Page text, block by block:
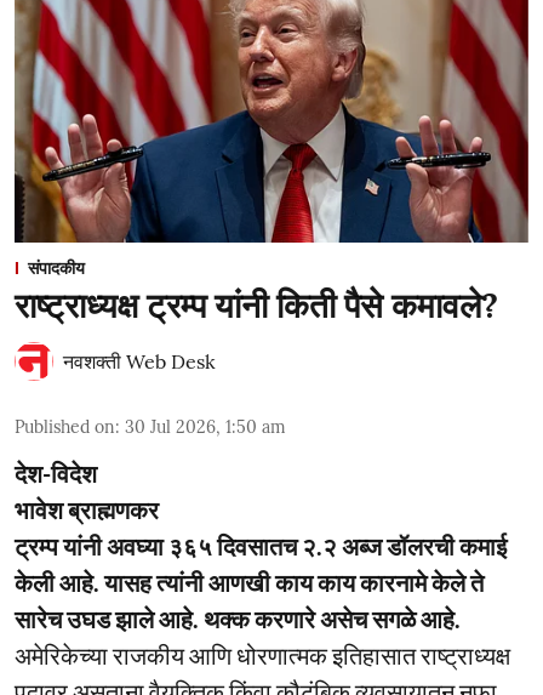
संपादकीय
राष्ट्राध्यक्ष ट्रम्प यांनी किती पैसे कमावले?
नवशक्ती Web Desk
Published on: 30 Jul 2026, 1:50 am
देश-विदेश
भावेश ब्राह्मणकर
ट्रम्प यांनी अवघ्या ३६५ दिवसातच २.२ अब्ज डॉलरची कमाई
केली आहे. यासह त्यांनी आणखी काय काय कारनामे केले ते
सारेच उघड झाले आहे. थक्क करणारे असेच सगळे आहे.
अमेरिकेच्या राजकीय आणि धोरणात्मक इतिहासात राष्ट्राध्यक्ष